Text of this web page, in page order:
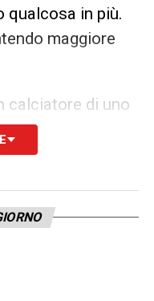
qualcosa in più.
maggiore
calciatore di uno
ha tanti
maestri
e l’hanno